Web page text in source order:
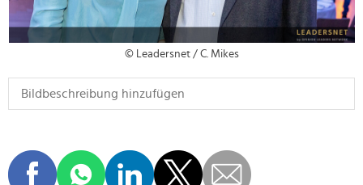
© Leadersnet / C. Mikes